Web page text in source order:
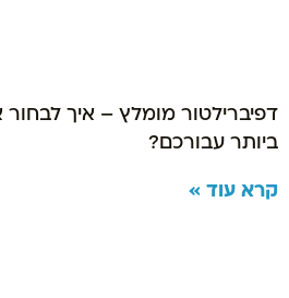
דפיברילטור מומלץ – איך
ביותר עבורכם?
קרא עוד »